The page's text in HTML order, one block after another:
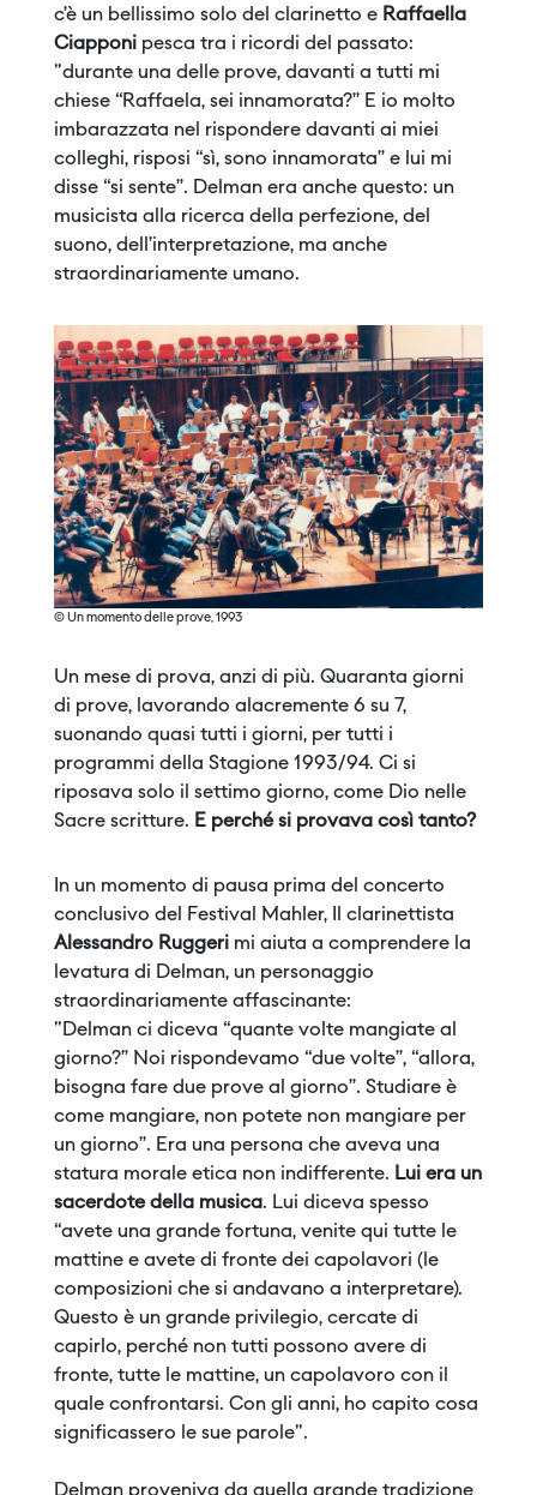
c’è un bellissimo solo del clarinetto e Raffaella
Ciapponi pesca tra i ricordi del passato:
"durante una delle prove, davanti a tutti mi
chiese “Raffaela, sei innamorata?” E io molto
imbarazzata nel rispondere davanti ai miei
colleghi, risposi “sì, sono innamorata” e lui mi
disse “si sente”. Delman era anche questo: un
musicista alla ricerca della perfezione, del
suono, dell’interpretazione, ma anche
straordinariamente umano.
© Un momento delle prove, 1993
Un mese di prova, anzi di più. Quaranta giorni
di prove, lavorando alacremente 6 su 7,
suonando quasi tutti i giorni, per tutti i
programmi della Stagione 1993/94. Ci si
riposava solo il settimo giorno, come Dio nelle
Sacre scritture. E perché si provava così tanto?
In un momento di pausa prima del concerto
conclusivo del Festival Mahler, Il clarinettista
Alessandro Ruggeri mi aiuta a comprendere la
levatura di Delman, un personaggio
straordinariamente affascinante:
"Delman ci diceva “quante volte mangiate al
giorno?” Noi rispondevamo “due volte”, “allora,
bisogna fare due prove al giorno”. Studiare è
come mangiare, non potete non mangiare per
un giorno”. Era una persona che aveva una
statura morale etica non indifferente. Lui era un
sacerdote della musica. Lui diceva spesso
“avete una grande fortuna, venite qui tutte le
mattine e avete di fronte dei capolavori (le
composizioni che si andavano a interpretare).
Questo è un grande privilegio, cercate di
capirlo, perché non tutti possono avere di
fronte, tutte le mattine, un capolavoro con il
quale confrontarsi. Con gli anni, ho capito cosa
significassero le sue parole".